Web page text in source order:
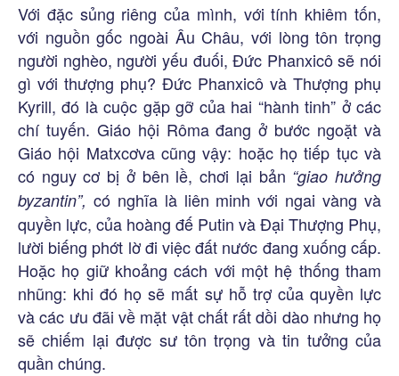
Với đặc sủng riêng của mình, với tính khiêm tốn,
với nguồn gốc ngoài Âu Châu, với lòng tôn trọng
người nghèo, người yếu đuối, Đức Phanxicô sẽ nói
gì với thượng phụ? Đức Phanxicô và Thượng phụ
Kyrill, đó là cuộc gặp gỡ của hai “hành tinh” ở các
chí tuyến. Giáo hội Rôma đang ở bước ngoặt và
Giáo hội Matxcơva cũng vậy: hoặc họ tiếp tục và
có nguy cơ bị ở bên lề, chơi lại bản “giao hưởng
byzantin”, có nghĩa là liên minh với ngai vàng và
quyền lực, của hoàng đế Putin và Đại Thượng Phụ,
lười biếng phớt lờ đi việc đất nước đang xuống cấp.
Hoặc họ giữ khoảng cách với một hệ thống tham
nhũng: khi đó họ sẽ mất sự hỗ trợ của quyền lực
và các ưu đãi về mặt vật chất rất dồi dào nhưng họ
sẽ chiếm lại được sư tôn trọng và tin tưởng của
quần chúng.